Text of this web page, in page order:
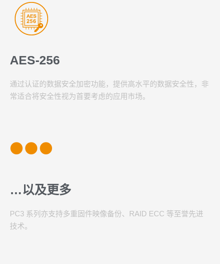
AES-256
通过认证的数据安全加密功能，提供高水平的数据安全性，非
常适合将安全性视为首要考虑的应用市场。
…以及更多
PC3 系列亦支持多重固件映像备份、RAID ECC 等至誉先进
技术。